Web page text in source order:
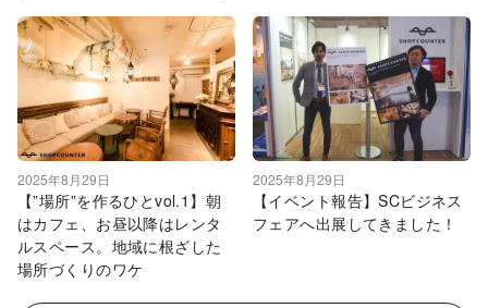
2025年8月29日
【”場所”を作るひとvol.1】朝
はカフェ、お昼以降はレンタ
ルスペース。地域に根ざした
場所づくりのワケ
2025年8月29日
【イベント報告】SCビジネス
フェアへ出展してきました！